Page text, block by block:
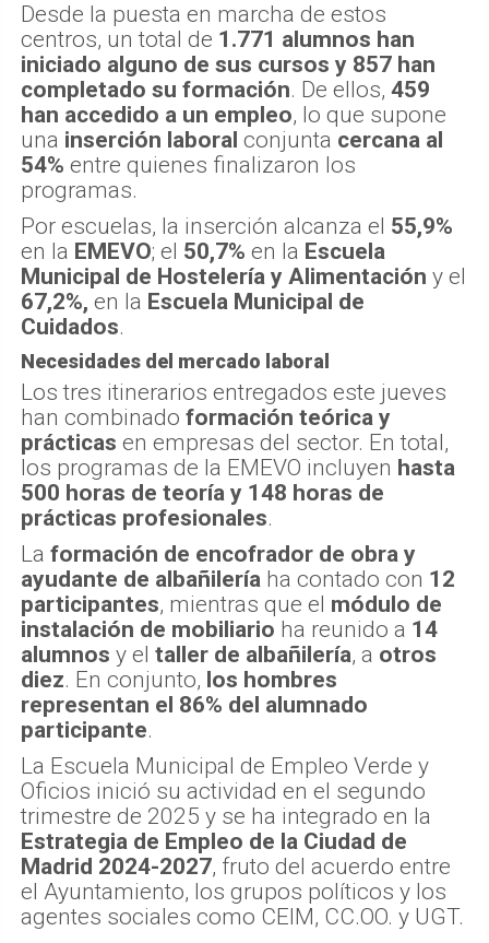
Desde la puesta en marcha de estos
centros, un total de 1.771 alumnos han
iniciado alguno de sus cursos y 857 han
completado su formación. De ellos, 459
han accedido a un empleo, lo que supone
una inserción laboral conjunta cercana al
54% entre quienes finalizaron los
programas.
Por escuelas, la inserción alcanza el 55,9%
en la EMEVO; el 50,7% en la Escuela
Municipal de Hostelería y Alimentación y el
67,2%, en la Escuela Municipal de
Cuidados.
Necesidades del mercado laboral
Los tres itinerarios entregados este jueves
han combinado formación teórica y
prácticas en empresas del sector. En total,
los programas de la EMEVO incluyen hasta
500 horas de teoría y 148 horas de
prácticas profesionales.
La formación de encofrador de obra y
ayudante de albañilería ha contado con 12
participantes, mientras que el módulo de
instalación de mobiliario ha reunido a 14
alumnos y el taller de albañilería, a otros
diez. En conjunto, los hombres
representan el 86% del alumnado
participante.
La Escuela Municipal de Empleo Verde y
Oficios inició su actividad en el segundo
trimestre de 2025 y se ha integrado en la
Estrategia de Empleo de la Ciudad de
Madrid 2024-2027, fruto del acuerdo entre
el Ayuntamiento, los grupos políticos y los
agentes sociales como CEIM, CC.OO. y UGT.